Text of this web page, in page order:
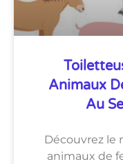
Animaux
Au
Découvrez le
animaux de